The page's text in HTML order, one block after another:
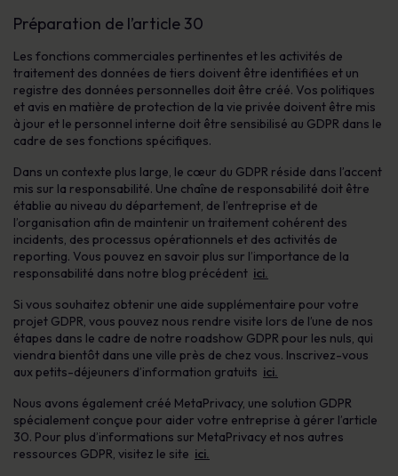
Préparation de l’article 30
Les fonctions commerciales pertinentes et les activités de
traitement des données de tiers doivent être identifiées et un
registre des données personnelles doit être créé. Vos politiques
et avis en matière de protection de la vie privée doivent être mis
à jour et le personnel interne doit être sensibilisé au GDPR dans le
cadre de ses fonctions spécifiques.
Dans un contexte plus large, le cœur du GDPR réside dans l’accent
mis sur la responsabilité. Une chaîne de responsabilité doit être
établie au niveau du département, de l’entreprise et de
l’organisation afin de maintenir un traitement cohérent des
incidents, des processus opérationnels et des activités de
reporting. Vous pouvez en savoir plus sur l’importance de la
responsabilité dans notre blog précédent ici.
Si vous souhaitez obtenir une aide supplémentaire pour votre
projet GDPR, vous pouvez nous rendre visite lors de l’une de nos
étapes dans le cadre de notre roadshow GDPR pour les nuls, qui
viendra bientôt dans une ville près de chez vous. Inscrivez-vous
aux petits-déjeuners d’information gratuits ici.
Nous avons également créé MetaPrivacy, une solution GDPR
spécialement conçue pour aider votre entreprise à gérer l’article
30. Pour plus d’informations sur MetaPrivacy et nos autres
ressources GDPR, visitez le site ici.